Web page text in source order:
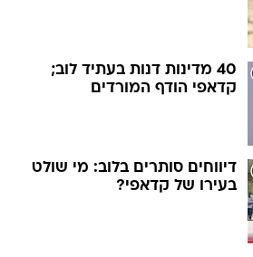
40 מדינות דנות בעתיד לוב;
קדאפי הודף המורדים
דיווחים סותרים בלוב: מי שולט
בעירו של קדאפי?